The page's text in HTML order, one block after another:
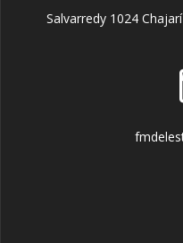
Salvarredy 1024